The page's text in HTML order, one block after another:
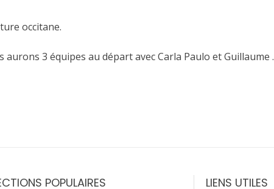
occitane.
3 équipes au départ avec Carla Paulo et Guillaume .
POPULAIRES LIENS UTILES